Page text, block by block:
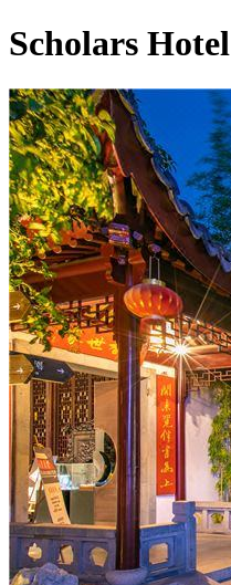
Scholars Hotel